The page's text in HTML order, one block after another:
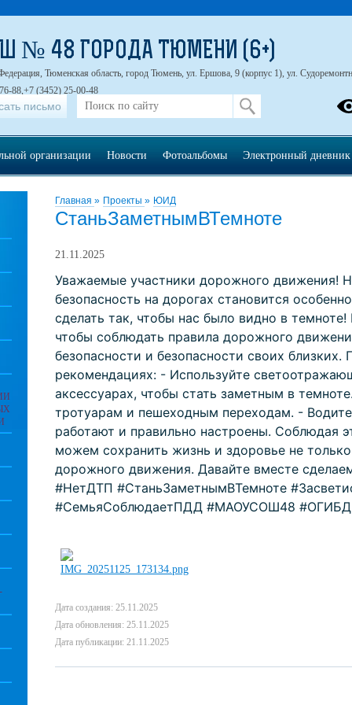
Главная » Проекты » ЮИД
СтаньЗаметнымВТемноте
21.11.2025
Уважаемые участники дорожного движения!
безопасность на дорогах становится
сделать так, чтобы нас было видно в
чтобы соблюдать правила дорожного
безопасности и безопасности своих
рекомендациях: - Используйте
аксессуарах, чтобы стать заметным в
тротуарам и пешеходным переходам. -
работают и правильно настроены. Соблюдая
можем сохранить жизнь и здоровье не
дорожного движения. Давайте вместе
#НетДТП #СтаньЗаметнымВТемноте
#СемьяСоблюдаетПДД #МАОУСОШ48
Дата создания: 25.11.2025
Дата обновления: 25.11.2025
Дата публикации: 21.11.2025
№ 48 ГОРОДА ТЮМЕНИ (6+)
Тюменская область, город Тюмень, ул. Ершова, 9 (корпус 1), ул.
88,+7 (3452) 25-00-48
письмо
организации Новости Фотоальбомы Электронный дневник